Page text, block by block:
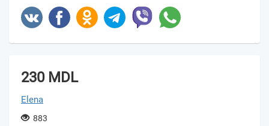
230 MDL
Elena
883